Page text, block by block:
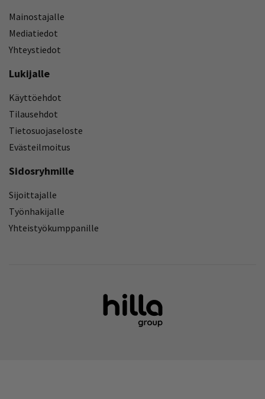
Mainostajalle
Mediatiedot
Yhteystiedot
Lukijalle
Käyttöehdot
Tilausehdot
Tietosuojaseloste
Evästeilmoitus
Sidosryhmille
Sijoittajalle
Työnhakijalle
Yhteistyökumppanille